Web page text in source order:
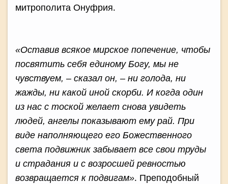
митрополита Онуфрия.
«Оставив всякое мирское попечение, чтобы
посвятить себя единому Богу, мы не
чувствуем, – сказал он, – ни голода, ни
жажды, ни какой иной скорби. И когда один
из нас с тоской желает снова увидеть
людей, ангелы показывают ему рай. При
виде наполняющего его Божественного
света подвижник забывает все свои труды
и страдания и с возросшей ревностью
возвращается к подвигам». Преподобный